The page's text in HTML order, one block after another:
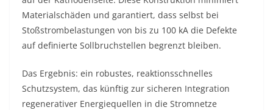
Materialschäden und garantiert, dass selbst bei
Stoßstrombelastungen von bis zu 100 kA die Defekte
auf definierte Sollbruchstellen begrenzt bleiben.
Das Ergebnis: ein robustes, reaktionsschnelles
Schutzsystem, das künftig zur sicheren Integration
regenerativer Energiequellen in die Stromnetze